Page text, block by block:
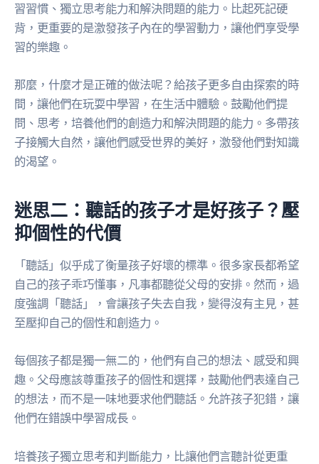
習習慣、獨立思考能力和解決問題的能力。比起死記硬
背，更重要的是激發孩子內在的學習動力，讓他們享受學
習的樂趣。
那麼，什麼才是正確的做法呢？給孩子更多自由探索的時
間，讓他們在玩耍中學習，在生活中體驗。鼓勵他們提
問、思考，培養他們的創造力和解決問題的能力。多帶孩
子接觸大自然，讓他們感受世界的美好，激發他們對知識
的渴望。
迷思二：聽話的孩子才是好孩子？壓
抑個性的代價
「聽話」似乎成了衡量孩子好壞的標準。很多家長都希望
自己的孩子乖巧懂事，凡事都聽從父母的安排。然而，過
度強調「聽話」，會讓孩子失去自我，變得沒有主見，甚
至壓抑自己的個性和創造力。
每個孩子都是獨一無二的，他們有自己的想法、感受和興
趣。父母應該尊重孩子的個性和選擇，鼓勵他們表達自己
的想法，而不是一味地要求他們聽話。允許孩子犯錯，讓
他們在錯誤中學習成長。
培養孩子獨立思考和判斷能力，比讓他們言聽計從更重